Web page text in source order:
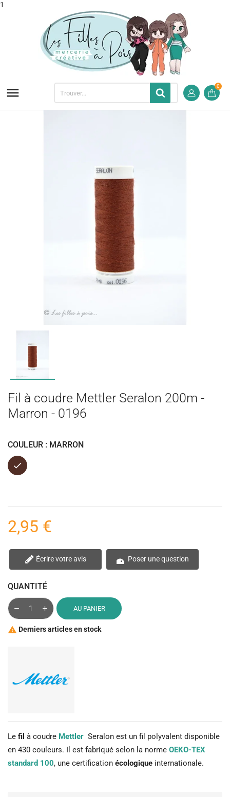
1
 0
Fil à coudre Mettler Seralon 200m -
Marron - 0196
COULEUR : MARRON
Marron
2,95 €
Écrire votre avis Poser une question
QUANTITÉ
AU PANIER
 Derniers articles en stock
Le fil à coudre Mettler Seralon est un fil polyvalent disponible
en 430 couleurs. Il est fabriqué selon la norme OEKO-TEX
standard 100, une certification écologique internationale.